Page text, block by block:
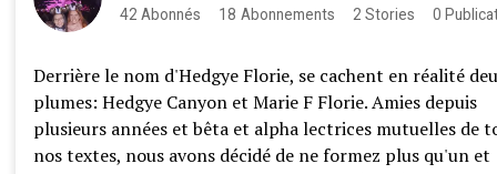
42 Abonnés 18 Abonnements 2 Stories 0
Derrière le nom d'Hedgye Florie, se cachent en réalité
plumes: Hedgye Canyon et Marie F Florie. Amies depuis
plusieurs années et bêta et alpha lectrices mutuelles de
nos textes, nous avons décidé de ne formez plus qu'un et